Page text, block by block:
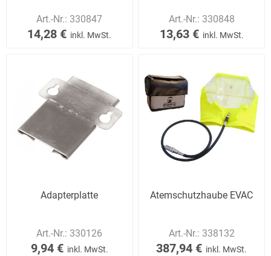
Art.-Nr.: 330847
14,28 € inkl. MwSt.
Art.-Nr.: 330848
13,63 € inkl. MwSt.
Adapterplatte
Art.-Nr.: 330126
9,94 € inkl. MwSt.
Atemschutzhaube EVAC
Art.-Nr.: 338132
387,94 € inkl. MwSt.